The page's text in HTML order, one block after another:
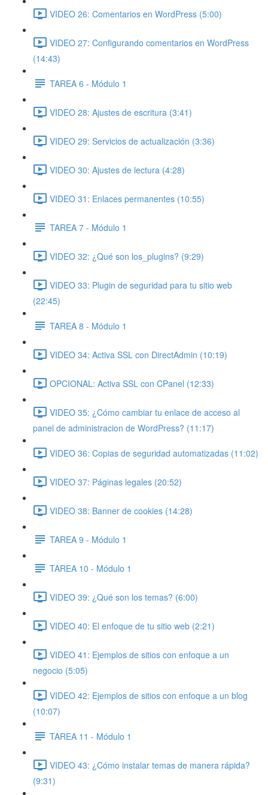
VIDEO 26: Comentarios en WordPress (5:00)
VIDEO 27: Configurando comentarios en WordPress
(14:43)
TAREA 6 - Módulo 1
VIDEO 28: Ajustes de escritura (3:41)
VIDEO 29: Servicios de actualización (3:36)
VIDEO 30: Ajustes de lectura (4:28)
VIDEO 31: Enlaces permanentes (10:55)
TAREA 7 - Módulo 1
VIDEO 32: ¿Qué son los_plugins? (9:29)
VIDEO 33: Plugin de seguridad para tu sitio web
(22:45)
TAREA 8 - Módulo 1
VIDEO 34: Activa SSL con DirectAdmin (10:19)
OPCIONAL: Activa SSL con CPanel (12:33)
VIDEO 35: ¿Cómo cambiar tu enlace de acceso al
panel de administracion de WordPress? (11:17)
VIDEO 36: Copias de seguridad automatizadas (11:02)
VIDEO 37: Páginas legales (20:52)
VIDEO 38: Banner de cookies (14:28)
TAREA 9 - Módulo 1
TAREA 10 - Módulo 1
VIDEO 39: ¿Qué son los temas? (6:00)
VIDEO 40: El enfoque de tu sitio web (2:21)
VIDEO 41: Ejemplos de sitios con enfoque a un
negocio (5:05)
VIDEO 42: Ejemplos de sitios con enfoque a un blog
(10:07)
TAREA 11 - Módulo 1
VIDEO 43: ¿Cómo instalar temas de manera rápida?
(9:31)